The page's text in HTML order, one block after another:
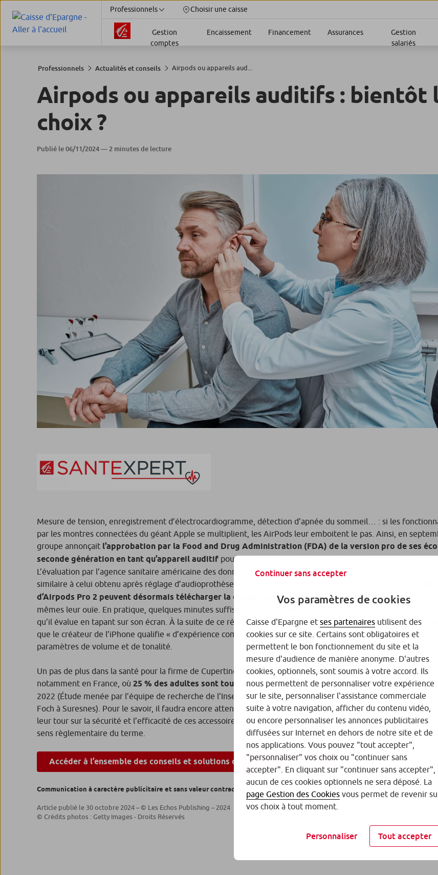
Professionnels Choisir une caisse
Gestion
comptes
Encaissement Financement Assurances
Gestion
salariés
Professionnels Actualités et conseils Airpods ou appareils aud...
Airpods ou appareils auditifs : bientôt
choix ?
Publié le 06/11/2024 — 2 minutes de lecture
Mesure de tension, enregistrement d’électrocardiogramme, détection d’apnée du sommeil… : si les
par les montres connectées du géant Apple se multiplient, les AirPods leur emboitent le pas. Ainsi, en
groupe annonçait l’approbation par la Food and Drug Administration (FDA) de la version pro de ses
seconde génération en tant qu’appareil auditif pour les personnes adultes atteintes de déficit d’ouïe léger
L’évaluation par l’agence sanitaire américaine des données cliniques de 118 personnes a permis de conclure à
similaire à celui obtenu après réglage d’audioprothèses par un professionnel de l’audition. Concrètement,
les
d’Airpods Pro 2 peuvent désormais télécharger la dernière mise à jour de leurs accessoires, avant de
mêmes leur ouïe. En pratique, quelques minutes suffisent ainsi à paramétrer le dispositif. L’utilisateur écoute
qu’il évalue en tapant sur son écran. À la suite de ce réglage, les écouteurs amplifient le son de manière
que le créateur de l’iPhone qualifie « d’expérience complète de santé auditive ». La FDA précise que
paramètres de volume et de tonalité.
Un pas de plus dans la santé pour la firme de Cupertino, qui pourrait bien venir rebattre les cartes du marché
notamment en France, où 25 % des adultes sont touchés par une forme de déficience auditive, d’après
2022 (Étude menée par l’équipe de recherche de l’Inserm et d’Université Paris Cité en collaboration avec
Foch à Suresnes). Pour le savoir, il faudra encore attendre quelques mois, le temps que les organismes de
leur tour sur la sécurité et l’efficacité de ces accessoires qui pourraient ainsi disposer en Europe du statut de
sens règlementaire du terme.
Accéder à l’ensemble des conseils et solutions dédiés avec SantExpert
Communication à caractère publicitaire et sans valeur contractuelle.
Article publié le 30 octobre 2024 – © Les Echos Publishing – 2024
© Crédits photos : Getty Images - Droits Réservés
Continuer sans accepter
Vos paramètres de cookies
Caisse d'Epargne et ses partenaires utilisent des
cookies sur ce site. Certains sont obligatoires et
permettent le bon fonctionnement du site et la
mesure d'audience de manière anonyme. D'autres
cookies, optionnels, sont soumis à votre accord. Ils
nous permettent de personnaliser votre expérience
sur le site, personnaliser l'assistance commerciale
suite à votre navigation, afficher du contenu vidéo,
ou encore personnaliser les annonces publicitaires
diffusées sur Internet en dehors de notre site et de
nos applications. Vous pouvez "tout accepter",
"personnaliser" vos choix ou "continuer sans
accepter". En cliquant sur "continuer sans accepter",
aucun de ces cookies optionnels ne sera déposé. La
page Gestion des Cookies vous permet de revenir
vos choix à tout moment.
Personnaliser Tout accepter